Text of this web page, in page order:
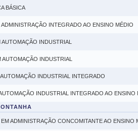
BÁSICA
INTEGRADO AO ENSINO MÉDIO
INDUSTRIAL
INDUSTRIAL
INDUSTRIAL INTEGRADO
INDUSTRIAL INTEGRADO AO ENSINO
ADMINISTRAÇÃO CONCOMITANTE AO ENSINO